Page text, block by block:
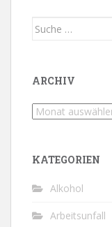
Suche
ARCHIV
Archiv
KATEGORIEN
Alkohol
Arbeitsunfall